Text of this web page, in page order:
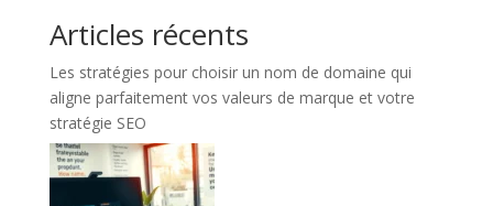
Articles récents
Les stratégies pour choisir un nom de domaine qui
aligne parfaitement vos valeurs de marque et votre
stratégie SEO